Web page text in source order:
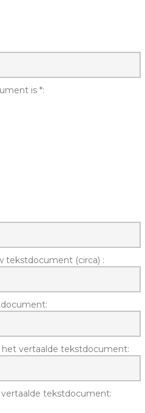
is *:
tekstdocument (circa) :
vertaalde tekstdocument:
tekstdocument: